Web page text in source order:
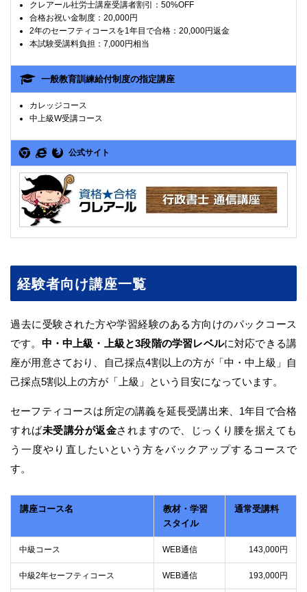
クレアール社労士講座受講者割引：50%OFF
合格お祝い金制度：20,000円
2年のセーフティコースを1年目で合格：20,000円返金
本試験受講料負担：7,000円相当
一般教育訓練給付制度の指定講座
カレッジコース
中上級W受講コース
公式サイト
経験者向け講座一覧
過去に受験された方や学習経験のある方向けのパックコース
です。 中・中上級・上級と3段階の学習レベルに対応できる講
座が用意さており、自己採点4割以上の方が「中・中上級」自
己採点5割以上の方が「上級」という目安になっています。
セーフティコースは所定の講義を延長受講出来、1年目で合格
すれば未受講分が返金されますので、じっくり腰を据えても
う一度やり直したいという方をバックアップするコースで
す。
講座コース名
教材・学習
スタイル
通常受講料
中級コース WEB通信 143,000円
中級2年セーフティコース WEB通信 193,000円